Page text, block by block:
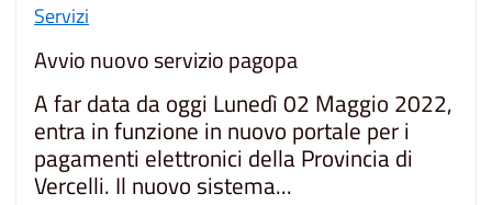
Servizi
Avvio nuovo servizio pagopa
A far data da oggi Lunedì 02 Maggio 2022,
entra in funzione in nuovo portale per i
pagamenti elettronici della Provincia di
Vercelli. Il nuovo sistema...